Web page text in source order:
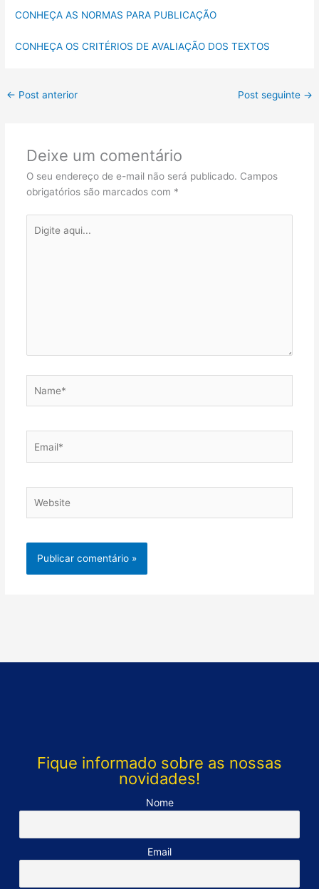
CONHEÇA AS NORMAS PARA PUBLICAÇÃO
CONHEÇA OS CRITÉRIOS DE AVALIAÇÃO DOS TEXTOS
← Post anterior Post seguinte →
Deixe um comentário
O seu endereço de e-mail não será publicado. Campos
obrigatórios são marcados com *
aqui...
Fique informado sobre as nossas
novidades!
Nome
Email